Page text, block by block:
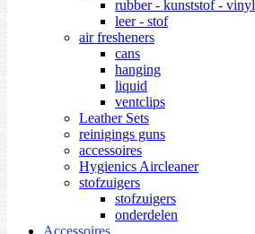
rubber - kunststof - vinyl
leer - stof
air fresheners
cans
hanging
liquid
ventclips
Leather Sets
reinigings guns
accessoires
Hygienics Aircleaner
stofzuigers
stofzuigers
onderdelen